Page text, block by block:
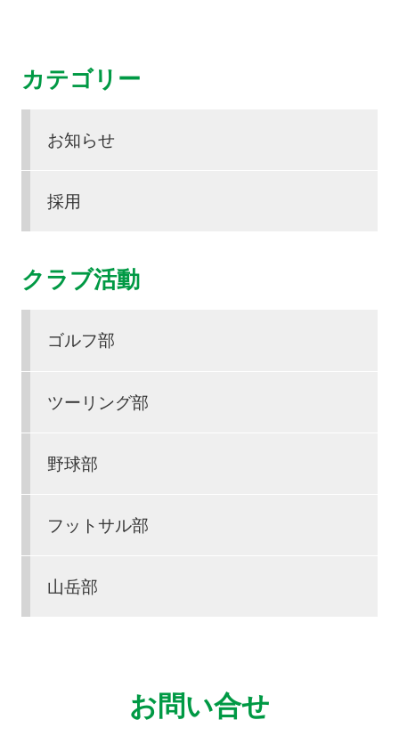
カテゴリー
お知らせ
採用
クラブ活動
ゴルフ部
ツーリング部
野球部
フットサル部
山岳部
お問い合せ